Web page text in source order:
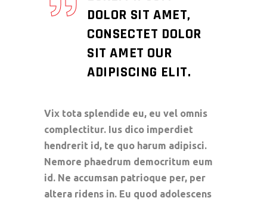
DOLOR SIT AMET,
CONSECTET DOLOR
SIT AMET OUR
ADIPISCING ELIT.
Vix tota splendide eu, eu vel omnis
complectitur. Ius dico imperdiet
hendrerit id, te quo harum adipisci.
Nemore phaedrum democritum eum
id. Ne accumsan patrioque per, per
altera ridens in. Eu quod adolescens